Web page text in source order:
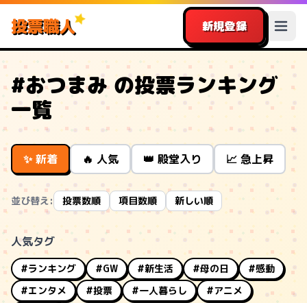
投票職人 新規登録
#おつまみ の投票ランキング
一覧
✨ 新着 🔥 人気 👑 殿堂入り 📈 急上昇
並び替え: 投票数順 項目数順 新しい順
人気タグ
#ランキング #GW #新生活 #母の日
#感動
#エンタメ
#投票 #一人暮らし
#アニメ